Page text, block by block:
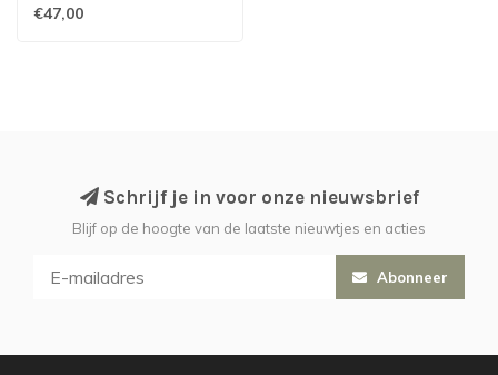
€47,00
Schrijf je in voor onze nieuwsbrief
Blijf op de hoogte van de laatste nieuwtjes en acties
Abonneer